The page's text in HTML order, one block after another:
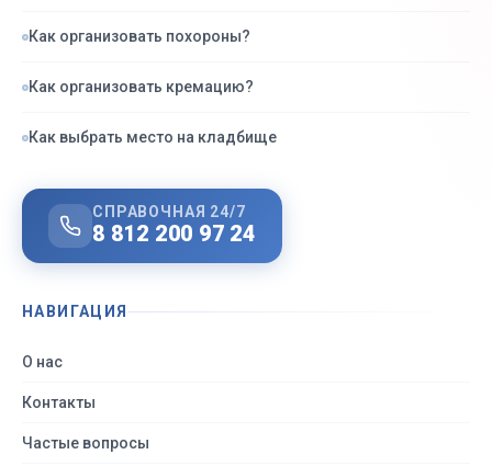
Как организовать похороны?
Как организовать кремацию?
Как выбрать место на кладбище
СПРАВОЧНАЯ 24/7
8 812 200 97 24
НАВИГАЦИЯ
О нас
Контакты
Частые вопросы